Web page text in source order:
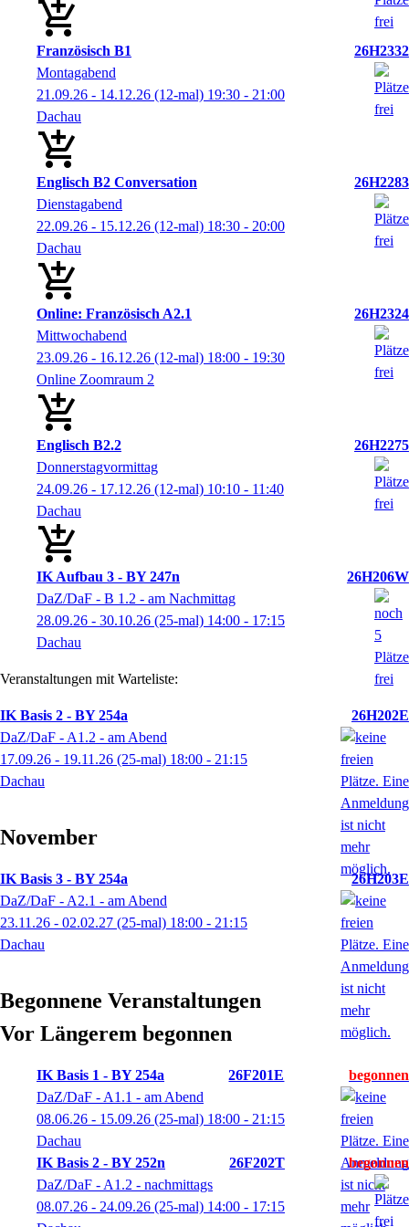
Französisch B1
26H2332
Montagabend
21.09.26 - 14.12.26 (12-mal) 19:30 - 21:00
Dachau
Englisch B2 Conversation
26H2283
Dienstagabend
22.09.26 - 15.12.26 (12-mal) 18:30 - 20:00
Dachau
Online: Französisch A2.1
26H2324
Mittwochabend
23.09.26 - 16.12.26 (12-mal) 18:00 - 19:30
Online Zoomraum 2
Englisch B2.2
26H2275
Donnerstagvormittag
24.09.26 - 17.12.26 (12-mal) 10:10 - 11:40
Dachau
IK Aufbau 3 - BY 247n
26H206W
DaZ/DaF - B 1.2 - am Nachmittag
28.09.26 - 30.10.26 (25-mal) 14:00 - 17:15
Dachau
Veranstaltungen mit Warteliste:
IK Basis 2 - BY 254a
26H202E
DaZ/DaF - A1.2 - am Abend
17.09.26 - 19.11.26 (25-mal) 18:00 - 21:15
Dachau
November
IK Basis 3 - BY 254a
26H203E
DaZ/DaF - A2.1 - am Abend
23.11.26 - 02.02.27 (25-mal) 18:00 - 21:15
Dachau
Begonnene Veranstaltungen
Vor Längerem begonnen
IK Basis 1 - BY 254a
26F201E
DaZ/DaF - A1.1 - am Abend
08.06.26 - 15.09.26 (25-mal) 18:00 - 21:15
Dachau
IK Basis 2 - BY 252n
26F202T
DaZ/DaF - A1.2 - nachmittags
08.07.26 - 24.09.26 (25-mal) 14:00 - 17:15